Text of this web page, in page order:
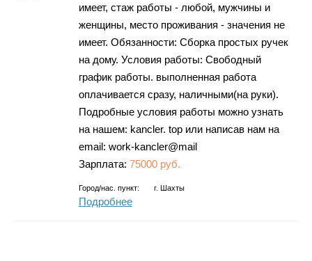
Карты
имеет, стаж работы - любой, мужчины и
женщины, место проживания - значения не
имеет. Обязанности: Сборка простых ручек
на дому. Условия работы: Свободный
график работы. выполненная работа
оплачивается сразу, наличными(на руки).
Подробные условия работы можно узнать
на нашем: kancler. top или написав нам на
email: work-kancler@mail
Зарплата: 75000 руб.
Город/нас. пункт: г. Шахты
Подробнее